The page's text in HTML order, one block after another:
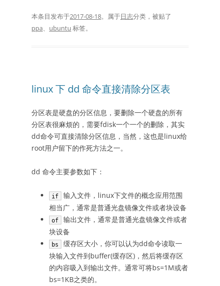
本条目发布于2017-08-18。属于日志分类，被贴了
ppa、 ubuntu 标签。
linux 下 dd 命令直接清除分区表
分区表是硬盘的分区信息，要删除一个硬盘的所有
分区表很麻烦的，需要fdisk一个一个的删除，其实
dd命令可直接清除分区信息，当然，这也是linux给
root用户留下的作死方法之一。
dd 命令主要参数如下：
if
输入文件，linux下文件的概念应用范围
相当广，通常是普通光盘镜像文件或者块设备
of
输出文件，通常是普通光盘镜像文件或者
块设备
bs
缓存区大小，你可以认为dd命令读取一
块输入文件到buffer(缓存区)，然后将缓存区
的内容吸入到输出文件。通常可将bs=1M或者
bs=1KB之类的。